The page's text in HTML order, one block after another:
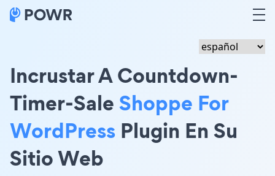
Incrustar A Countdown-
Timer-SaleShoppe For
WordPress Plugin En Su
Sitio Web